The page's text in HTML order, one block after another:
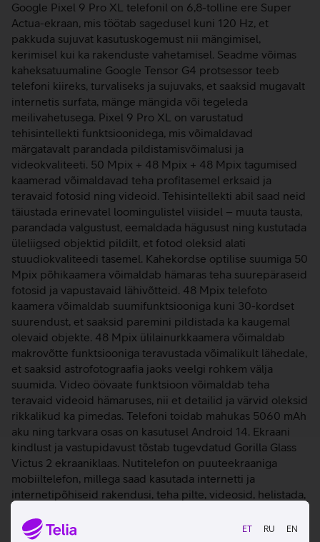
ET RU EN
Google Pixel 9 Pro XL telefonil on 6,8-tolline ere Super
Actua-ekraan, mis töötab sagedusel kuni 120 Hz, et
pakkuda sujuvat kasutuskogemust nii mängimisel,
kerimisel kui ka rakenduste vahetamisel. Seadme võimas
kaheksatuumaline Google Tensor G4 protsessor teeb
telefoni kiireks, turvaliseks ja sujuvaks, et saaksid mugavalt
internetis surfata, mänge mängida või tegeleda
meilivahetusega. Pixel 9 Pro XL on varustatud
tehisintellekti funktsioonidega, mis võimaldavad
märgatavalt parandada pildistamisvõimalusi ja
videokvaliteeti. 50 Mpix + 48 Mpix + 48 Mpix tagumised
kaamerad võimaldavad teha profitasemel erksaid ja
teravaid fotosid ning videoid. Tehisintellekti abil saad neid
täiustada erinevatel loomingulistel viisidel – muuta tausta,
parandada valgustust, eemaldada hägusust ning kustutada
üleliigsed objektid pildilt, et fotod oleksid alati
stuudiokvaliteedi tasemel. Kahekordse optilise suumiga 50
Mpix põhikaamera võimaldab hämaras teha suurepäraseid
fotosid ja vapustavaid lähivõtteid. 48 Mpix telefoto
kaamera võimaldab suumifunktsiooniga kuni 30-kordset
suurendust, et saaksid paremini pildistada ka kaugemal
olevaid objekte. 48 Mpix ülilainurkkaamera võimaldab
makrovõtte funktsiooniga teravustada võimalikult lähedale,
et saaksid astrofotograafia jaoks veelgi rohkem välja
suumida. Video öövaate funktsioon võimaldab teha
teravaid videoid hämaruses, nii et detailid ja värvid oleksid
rikkalikud ka pimedas. Telefoni toidab mahukas 5060 mAh
aku ning tarkvara osas on kasutusel Android 14. Ekraani
kindlust ja vastupidavust tõstab tugevdatud Gorilla Glass
Victus 2 ekraaniklaas. Nutitelefon on puuteekraaniga
mobiiltelefon, millega saad kasutada internetti ja
internetipõhiseid rakendusi, teha pilte, videosid, helistada,
Telia TV-d).